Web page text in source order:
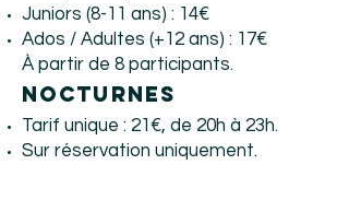
Juniors (8-11 ans) : 14€
Ados / Adultes (+12 ans) : 17€
À partir de 8 participants.
Nocturnes
Tarif unique : 21€, de 20h à 23h.
Sur réservation uniquement.